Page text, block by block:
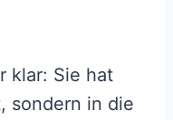
klar: Sie hat
sondern in die